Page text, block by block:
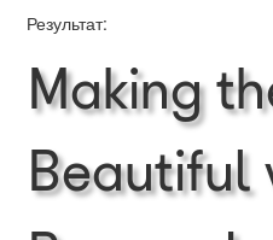
Результат:
Making
Beautiful